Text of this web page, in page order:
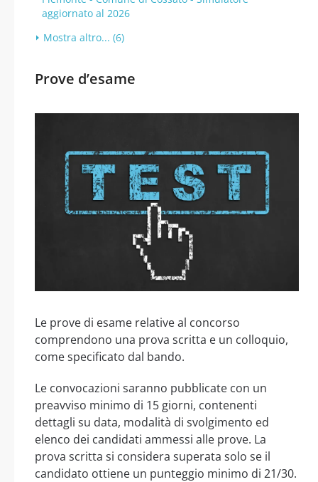
aggiornato al 2026
Mostra altro... (6)
Prove d’esame
Le prove di esame relative al concorso
comprendono una prova scritta e un colloquio,
come specificato dal bando.
Le convocazioni saranno pubblicate con un
preavviso minimo di 15 giorni, contenenti
dettagli su data, modalità di svolgimento ed
elenco dei candidati ammessi alle prove. La
prova scritta si considera superata solo se il
candidato ottiene un punteggio minimo di 21/30.